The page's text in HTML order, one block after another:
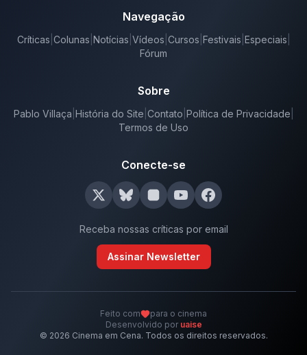
Navegação
Críticas Colunas Notícias Vídeos Cursos Festivais Especiais
Fórum
Sobre
Pablo Villaça História do Site Contato Política de Privacidade
Termos de Uso
Conecte-se
Receba nossas críticas por email
Assinar Newsletter
© 2026 Cinema em Cena. Todos os direitos reservados.
Feito com
para o cinema
Desenvolvido por uaise